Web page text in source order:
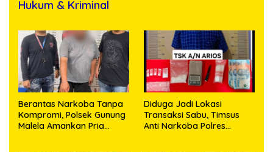
Hukum & Kriminal
Berantas Narkoba Tanpa
Kompromi, Polsek Gunung
Malela Amankan Pria
Diduga Jadi Lokasi
Transaksi Sabu, Timsus
Anti Narkoba Polres